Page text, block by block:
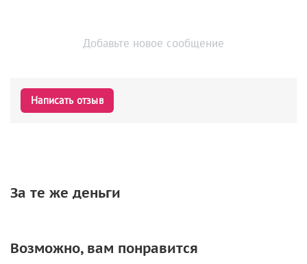
Добавьте новое сообщение
Написать отзыв
За те же деньги
Возможно, вам понравится